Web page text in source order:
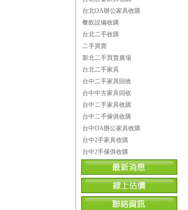
台北OA辦公家具收購
餐飲設備收購
台北二手收購
二手買賣
新北二手買賣廣場
台北二手家具
台中二手家具回收
台中中古家具回收
台中二手家具收購
台中二手傢俱收購
台中OA辦公家具收購
台中2手家具收購
台中2手傢俱收購